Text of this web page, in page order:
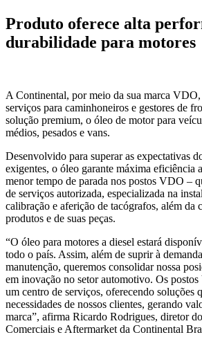
Produto oferece alta
durabilidade para motores
A Continental, por meio da sua marca VDO,
serviços para caminhoneiros e gestores de
solução premium, o óleo de motor para
médios, pesados e vans.
Desenvolvido para superar as expectativas
exigentes, o óleo garante máxima eficiência
menor tempo de parada nos postos VDO –
de serviços autorizada, especializada na
calibração e aferição de tacógrafos, além da
produtos e de suas peças.
“O óleo para motores a diesel estará
todo o país. Assim, além de suprir à
manutenção, queremos consolidar nossa
em inovação no setor automotivo. Os
um centro de serviços, oferecendo soluções
necessidades de nossos clientes, gerando
marca”, afirma Ricardo Rodrigues, diretor
Comerciais e Aftermarket da Continental